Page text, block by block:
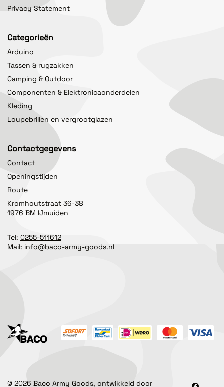
Privacy Statement
Categorieën
Arduino
Tassen & rugzakken
Camping & Outdoor
Componenten & Elektronicaonderdelen
Kleding
Loupebrillen en vergrootglazen
Contactgegevens
Contact
Openingstijden
Route
Kromhoutstraat 36-38
1976 BM IJmuiden
Tel: 0255-511612
Mail: info@baco-army-goods.nl
© 2026 Baco Army Goods, ontwikkeld door